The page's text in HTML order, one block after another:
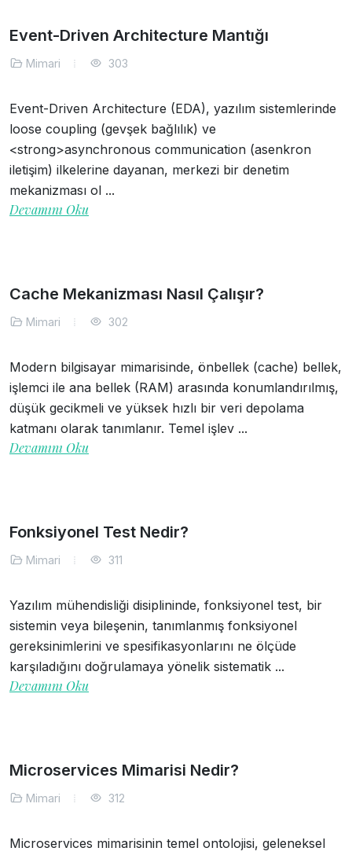
Event-Driven Architecture Mantığı
Mimari 303
Event-Driven Architecture (EDA), yazılım sistemlerinde
loose coupling (gevşek bağlılık) ve
<strong>asynchronous communication (asenkron
iletişim) ilkelerine dayanan, merkezi bir denetim
mekanizması ol ...
Devamını Oku
Cache Mekanizması Nasıl Çalışır?
Mimari 302
Modern bilgisayar mimarisinde, önbellek (cache) bellek,
işlemci ile ana bellek (RAM) arasında konumlandırılmış,
düşük gecikmeli ve yüksek hızlı bir veri depolama
katmanı olarak tanımlanır. Temel işlev ...
Devamını Oku
Fonksiyonel Test Nedir?
Mimari 311
Yazılım mühendisliği disiplininde, fonksiyonel test, bir
sistemin veya bileşenin, tanımlanmış fonksiyonel
gereksinimlerini ve spesifikasyonlarını ne ölçüde
karşıladığını doğrulamaya yönelik sistematik ...
Devamını Oku
Microservices Mimarisi Nedir?
Mimari 312
Microservices mimarisinin temel ontolojisi, geleneksel